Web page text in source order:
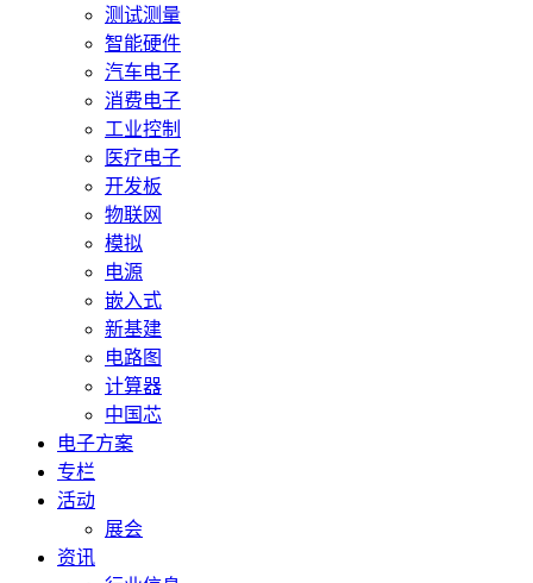
测试测量
智能硬件
汽车电子
消费电子
工业控制
医疗电子
开发板
物联网
模拟
电源
嵌入式
新基建
电路图
计算器
中国芯
电子方案
专栏
活动
展会
资讯